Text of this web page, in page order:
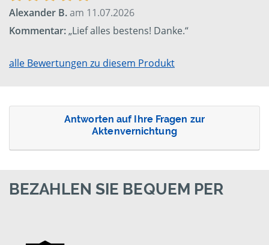
Alexander B.am 11.07.2026
Kommentar:„Lief alles bestens! Danke.“
alle Bewertungen zu diesem Produkt
Antworten auf Ihre Fragen zur
Aktenvernichtung
BEZAHLEN SIE BEQUEM PER